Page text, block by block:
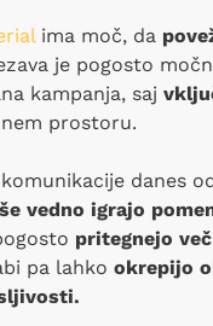
ima moč, da
je pogosto
kampanja, saj
prostoru.
danes
vedno igrajo
pritegnejo
pa lahko okrepijo